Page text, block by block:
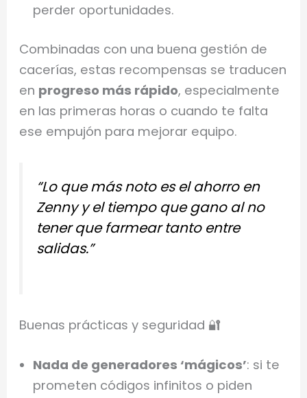
perder oportunidades.
Combinadas con una buena gestión de
cacerías, estas recompensas se traducen
en progreso más rápido, especialmente
en las primeras horas o cuando te falta
ese empujón para mejorar equipo.
“Lo que más noto es el ahorro en
Zenny y el tiempo que gano al no
tener que farmear tanto entre
salidas.”
Buenas prácticas y seguridad 🔐
Nada de generadores ‘mágicos’: si te
prometen códigos infinitos o piden